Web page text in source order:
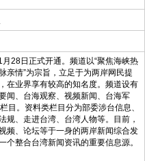
28日正式开通。频道以“聚焦海峡热
亲情”为宗旨，立足于为两岸网民提
在业界享有较高的知名度。频道设有
闻、台海观察、视频新闻、台海军
目。资料类栏目分为部委涉台信息、
规、走进台湾、台湾人物等。目前，
频、论坛等于一身的两岸新闻综合发
个整合台湾新闻资讯的重要信息源。